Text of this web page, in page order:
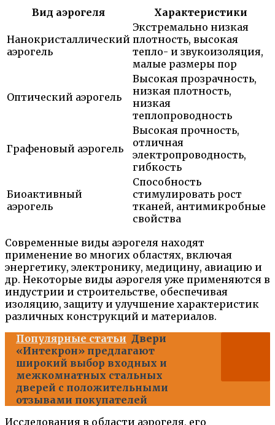
Вид аэрогеля
Характеристики
Нанокристаллический
аэрогель
Экстремально низкая
плотность, высокая
тепло- и звукоизоляция,
малые размеры пор
Оптический аэрогель
Высокая прозрачность,
низкая плотность,
низкая
теплопроводность
Графеновый аэрогель
Высокая прочность,
отличная
электропроводность,
гибкость
Биоактивный
аэрогель
Способность
стимулировать рост
тканей, антимикробные
свойства
Современные виды аэрогеля находят
применение во многих областях, включая
энергетику, электронику, медицину, авиацию и
др. Некоторые виды аэрогеля уже применяются в
индустрии и строительстве, обеспечивая
изоляцию, защиту и улучшение характеристик
различных конструкций и материалов.
Популярные статьи Двери
«Интекрон» предлагают
широкий выбор входных и
межкомнатных стальных
дверей с положительными
отзывами покупателей
Исследования в области аэрогеля, его